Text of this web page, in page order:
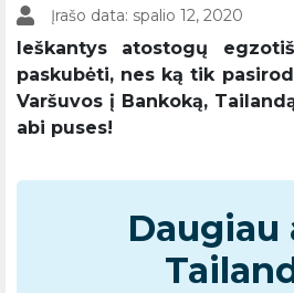
Įrašo data: spalio 12, 2020
Ieškantys atostogų
paskubėti, nes ką tik
Varšuvos į Bankoką,
abi puses!
Daugiau